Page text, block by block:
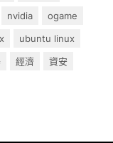
nvidia
ogame
ubuntu linux
經濟
資安